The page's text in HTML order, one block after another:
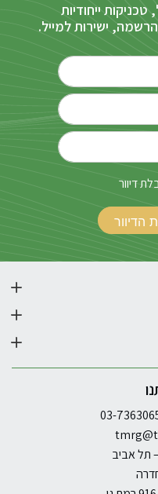
ייחודיות
ישירות למייל.
דיוור
תל אביב